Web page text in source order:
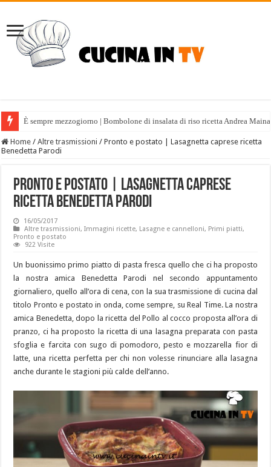
È sempre mezzogiorno | Bombolone di insalata di riso ricetta Andrea
Home / Altre trasmissioni / Pronto e postato | Lasagnetta caprese ricetta
Benedetta Parodi
Pronto e postato | Lasagnetta caprese
ricetta Benedetta Parodi
16/05/2017
Altre trasmissioni,Immagini ricette, Lasagne e cannelloni, Primi piatti,
Pronto e postato
922 Visite
Un buonissimo primo piatto di pasta fresca quello che ci ha proposto
la nostra amica Benedetta Parodi nel secondo appuntamento
giornaliero, quello all’ora di cena, con la sua trasmissione di cucina dal
titolo Pronto e postato in onda, come sempre, su Real Time. La nostra
amica Benedetta, dopo la ricetta del Pollo al cocco proposta all’ora di
pranzo, ci ha proposto la ricetta di una lasagna preparata con pasta
sfoglia e farcita con sugo di pomodoro, pesto e mozzarella fior di
latte, una ricetta perfetta per chi non volesse rinunciare alla lasagna
anche durante le stagioni più calde dell’anno.